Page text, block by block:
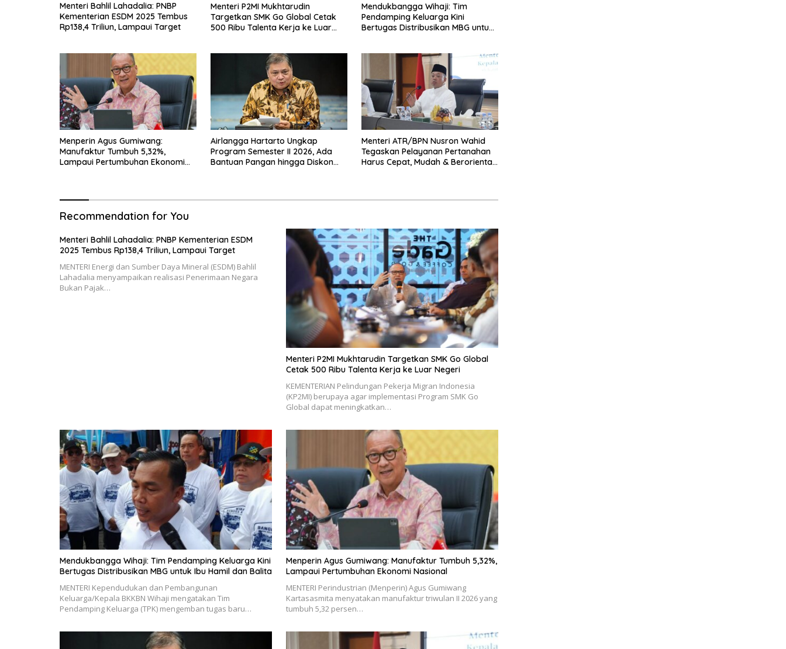
Menteri Bahlil Lahadalia: PNBP
Kementerian ESDM 2025 Tembus
Rp138,4 Triliun, Lampaui Target
Menteri P2MI Mukhtarudin
Targetkan SMK Go Global Cetak
500 Ribu Talenta Kerja ke Luar
Mendukbangga Wihaji: Tim
Pendamping Keluarga Kini
Bertugas Distribusikan MBG untuk
Menperin Agus Gumiwang:
Manufaktur Tumbuh 5,32%,
Lampaui Pertumbuhan Ekonomi
Airlangga Hartarto Ungkap
Program Semester II 2026, Ada
Bantuan Pangan hingga Diskon
Menteri ATR/BPN Nusron Wahid
Tegaskan Pelayanan Pertanahan
Harus Cepat, Mudah & Berorientasi
Recommendation for You
Menteri Bahlil Lahadalia: PNBP Kementerian ESDM
2025 Tembus Rp138,4 Triliun, Lampaui Target
MENTERI Energi dan Sumber Daya Mineral (ESDM) Bahlil
Lahadalia menyampaikan realisasi Penerimaan Negara
Bukan Pajak…
Menteri P2MI Mukhtarudin Targetkan SMK Go Global
Cetak 500 Ribu Talenta Kerja ke Luar Negeri
KEMENTERIAN Pelindungan Pekerja Migran Indonesia
(KP2MI) berupaya agar implementasi Program SMK Go
Global dapat meningkatkan…
Mendukbangga Wihaji: Tim Pendamping Keluarga Kini
Bertugas Distribusikan MBG untuk Ibu Hamil dan Balita
MENTERI Kependudukan dan Pembangunan
Keluarga/Kepala BKKBN Wihaji mengatakan Tim
Pendamping Keluarga (TPK) mengemban tugas baru…
Menperin Agus Gumiwang: Manufaktur Tumbuh 5,32%,
Lampaui Pertumbuhan Ekonomi Nasional
MENTERI Perindustrian (Menperin) Agus Gumiwang
Kartasasmita menyatakan manufaktur triwulan II 2026 yang
tumbuh 5,32 persen…